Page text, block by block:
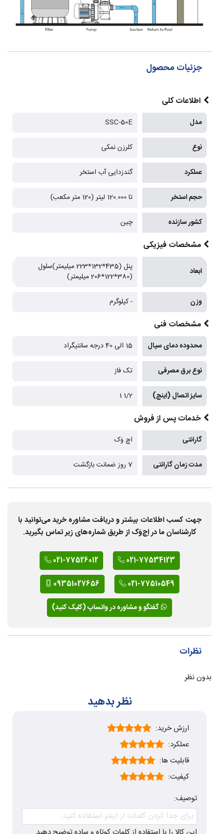
جزئیات محصول
اطلاعات کلی
مدل SSC-50E
نوع کلرزن نمکی
عملکرد گندزدایی آب استخر
حجم استخر تا 120.000 لیتر (120 متر مکعب)
کشور سازنده چین
مشخصات فیزیکی
ابعاد
پنل (435*132*223 میلیمتر)سلول
(380*122*206 میلیمتر)
وزن - کیلوگرم
مشخصات فنی
محدوده دمای سیال 15 الی 40 درجه سانتیگراد
نوع برق مصرفی تک فاز
سایز اتصال (اینچ) 1/2 1
خدمات پس از فروش
گارانتی اچ وَک
مدت زمان گارانتی 7 روز ضمانت بازگشت
جهت کسب اطلاعات بیشتر و دریافت مشاوره خرید می‌توانید با
کارشناسان ما در اِچ‌وَک از طریق شماره‌های زیر تماس بگیرید.
021-77534123
021-77526012
021-77510549
09351027656
گفتگو و مشاوره در واتساپ (کلیک کنید)
نظرات
بدون نظر
نظر بدهید
ارزش خرید:
عملکرد:
قابلیت ها:
کیفیت:
توصیف: